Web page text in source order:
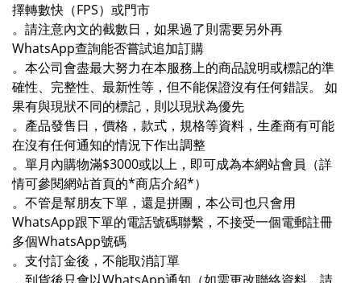
擇轉數快（FPS）或門市
。請注意內文的截數日，如果過了則需要另外再
WhatsApp查詢能否嘗試追加訂購
。本公司會盡最大努力在本服務上的商品說明或標記的準
確性、完整性、最新性等，但不能保證沒有任何錯誤。 如
果有與現狀不同的標記，則以現狀為優先
。產品發售日，價格，款式，規格等資料，生產商有可能
在沒有任何通知的情況下作出調整
。單月內購物滿$3000或以上，即可成為本網站會員（詳
情可參閱網站首頁的*商店介紹*）
。不管是幫朋友下單，還是拼團，本公司也只會用
WhatsApp跟下單的電話號碼聯繫，不接受一個電郵註冊
多個WhatsApp號碼
。支付訂金後，不能取消訂單